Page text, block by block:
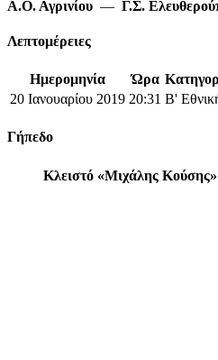
Α.Ο. Αγρινίου — Γ.Σ.
Λεπτομέρειες
Ημερομηνία Ώρα
20 Ιανουαρίου 2019 20:31 Β'
Γήπεδο
Κλειστό «Μιχάλης Κούσης»